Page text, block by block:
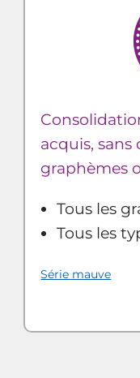
acquis,
graphèmes
Tous les
Tous les
Série mauve